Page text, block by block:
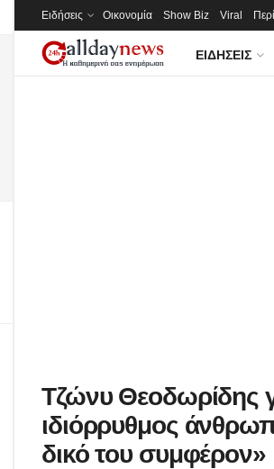
Ειδήσεις Οικονομία Show Biz Viral
ΕΙΔΉΣΕΙΣ
Τζώνυ Θεοδωρίδης
ιδιόρρυθμος
δικό του συμφέρον»